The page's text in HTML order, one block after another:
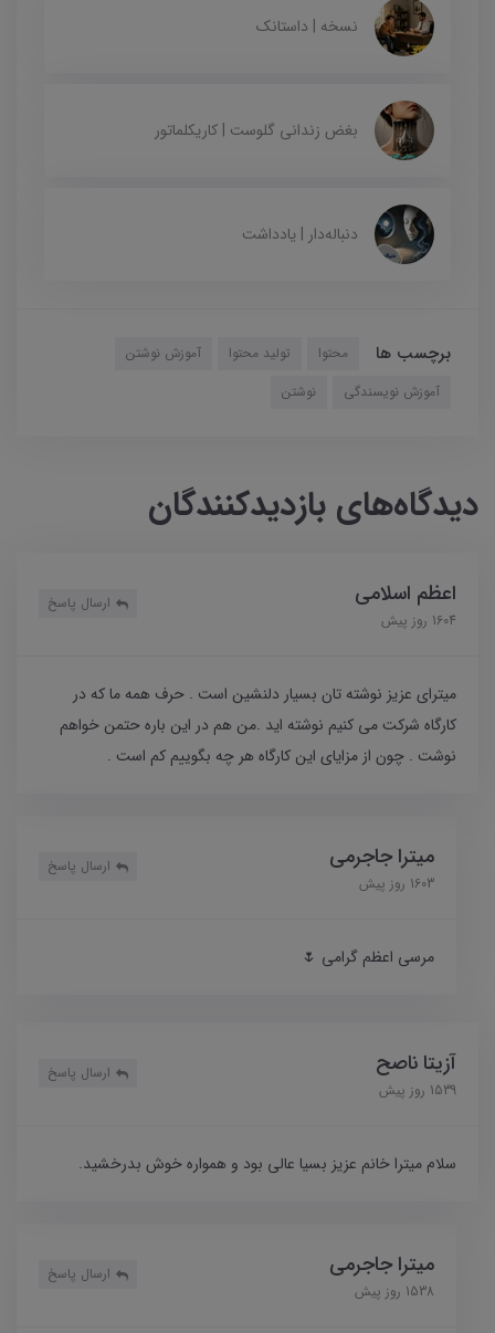
نسخه | داستانک
بغض زندانی گلوست | کاریکلماتور
دنباله‌دار | یادداشت
برچسب ها محتوا تولید محتوا
آموزش نوشتن
آموزش نویسندگی
نوشتن
دیدگاه‌های بازدیدکنندگان
اعظم اسلامی
1604 روز پیش
ارسال پاسخ
میترای عزیز نوشته تان بسیار دلنشین است . حرف همه ما که در
کارگاه شرکت می کنیم نوشته اید .من هم در این باره حتمن خواهم
نوشت . چون از مزایای این کارگاه هر چه بگوییم کم است .
میترا جاجرمی
1603 روز پیش
ارسال پاسخ
مرسی اعظم گرامی 🌷
آزیتا ناصح
1539 روز پیش
ارسال پاسخ
سلام میترا خانم عزیز بسیا عالی بود و همواره خوش بدرخشید.
میترا جاجرمی
1538 روز پیش
ارسال پاسخ